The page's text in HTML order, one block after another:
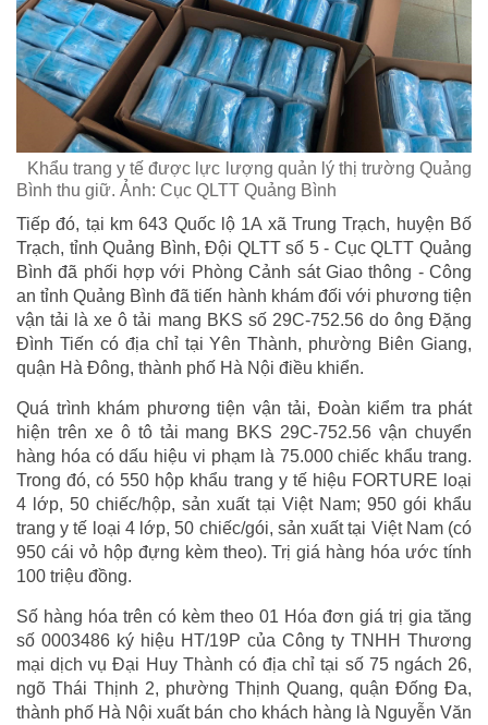
Khẩu trang y tế được lực lượng quản lý thị trường Quảng
Bình thu giữ. Ảnh: Cục QLTT Quảng Bình
Tiếp đó, tại km 643 Quốc lộ 1A xã Trung Trạch, huyện Bố
Trạch, tỉnh Quảng Bình, Đội QLTT số 5 - Cục QLTT Quảng
Bình đã phối hợp với Phòng Cảnh sát Giao thông - Công
an tỉnh Quảng Bình đã tiến hành khám đối với phương tiện
vận tải là xe ô tải mang BKS số 29C-752.56 do ông Đặng
Đình Tiến có địa chỉ tại Yên Thành, phường Biên Giang,
quận Hà Đông, thành phố Hà Nội điều khiển.
Quá trình khám phương tiện vận tải, Đoàn kiểm tra phát
hiện trên xe ô tô tải mang BKS 29C-752.56 vận chuyển
hàng hóa có dấu hiệu vi phạm là 75.000 chiếc khẩu trang.
Trong đó, có 550 hộp khẩu trang y tế hiệu FORTURE loại
4 lớp, 50 chiếc/hộp, sản xuất tại Việt Nam; 950 gói khẩu
trang y tế loại 4 lớp, 50 chiếc/gói, sản xuất tại Việt Nam (có
950 cái vỏ hộp đựng kèm theo). Trị giá hàng hóa ước tính
100 triệu đồng.
Số hàng hóa trên có kèm theo 01 Hóa đơn giá trị gia tăng
số 0003486 ký hiệu HT/19P của Công ty TNHH Thương
mại dịch vụ Đại Huy Thành có địa chỉ tại số 75 ngách 26,
ngõ Thái Thịnh 2, phường Thịnh Quang, quận Đống Đa,
thành phố Hà Nội xuất bán cho khách hàng là Nguyễn Văn